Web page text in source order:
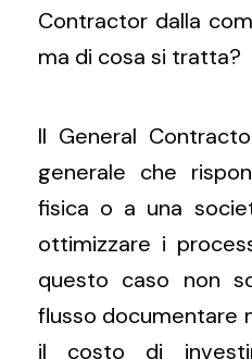
Contractor dalla
ma di cosa si tratta?
Il General
generale che
fisica o a una
ottimizzare i
questo caso non
flusso documentare
il costo di